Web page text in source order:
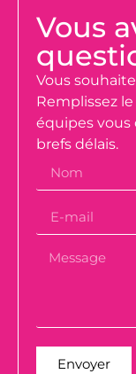
Vous
Vous
Remplissez
équipes vous
brefs délais.
Envoyer